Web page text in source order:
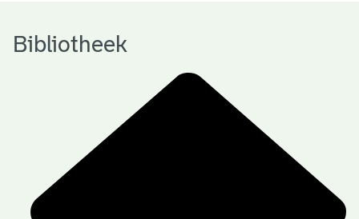
hBibliotheek